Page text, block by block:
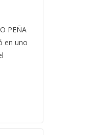
PEÑA
en uno